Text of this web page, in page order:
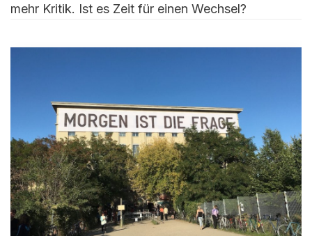
mehr Kritik. Ist es Zeit für einen Wechsel?